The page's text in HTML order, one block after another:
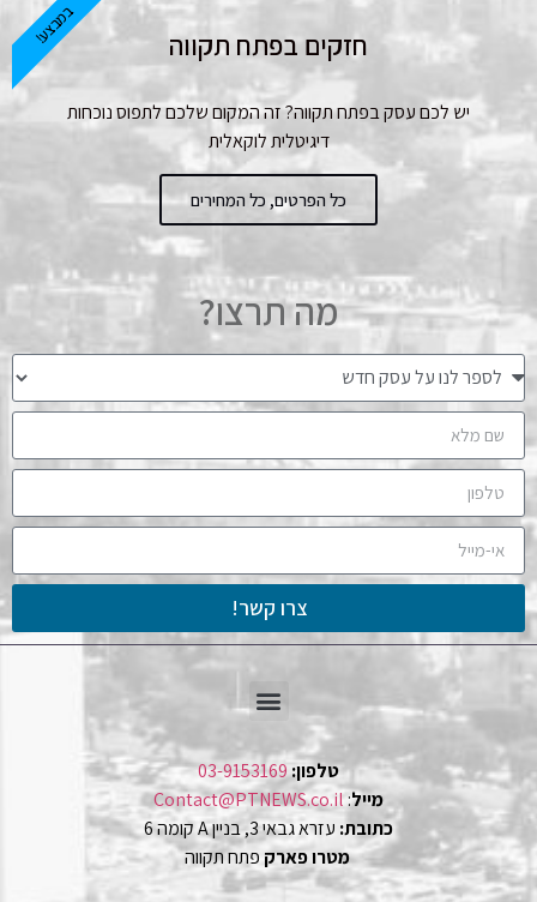
חזקים בפתח תקווה
יש לכם עסק בפתח תקווה? זה המקום שלכם לתפוס נוכחות
דיגיטלית לוקאלית
כל הפרטים, כל המחירים
במבצע!
מה תרצו?
צרו קשר!
טלפון:03-9153169
מייל:
Contact@PTNEWS.co.il
כתובת: עזרא גבאי 3, בניין A קומה 6
מטרו פארק פתח תקווה